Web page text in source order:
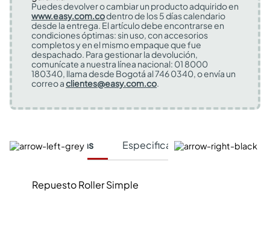
Puedes devolver o cambiar un producto adquirido en
www.easy.com.codentro de los 5 días calendario
desde la entrega. El artículo debe encontrarse en
condiciones óptimas: sin uso, con accesorios
completos y en el mismo empaque que fue
despachado. Para gestionar la devolución,
comunícate a nuestra línea nacional: 01 8000
180340, llama desde Bogotá al 746 0340, o envía un
correo aclientes@easy.com.co.
Características Especificaciones Técnicas
Repuesto Roller Simple